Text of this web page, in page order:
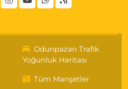
Odunpazarı Trafik
Yoğunluk Haritası
Tüm Manşetler